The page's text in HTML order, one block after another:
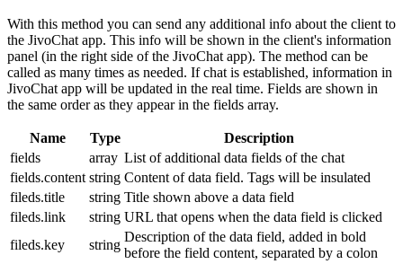
With this method you can send any additional info about the client to
the JivoChat app. This info will be shown in the client's information
panel (in the right side of the JivoChat app). The method can be
called as many times as needed. If chat is established, information in
JivoChat app will be updated in the real time. Fields are shown in
the same order as they appear in the fields array.
Name Type
Description
fields
array List of additional data fields of the chat
fields.content string Content of data field. Tags will be insulated
fileds.title
string Title shown above a data field
fileds.link
string URL that opens when the data field is clicked
fileds.key
string
Description of the data field, added in bold
before the field content, separated by a colon